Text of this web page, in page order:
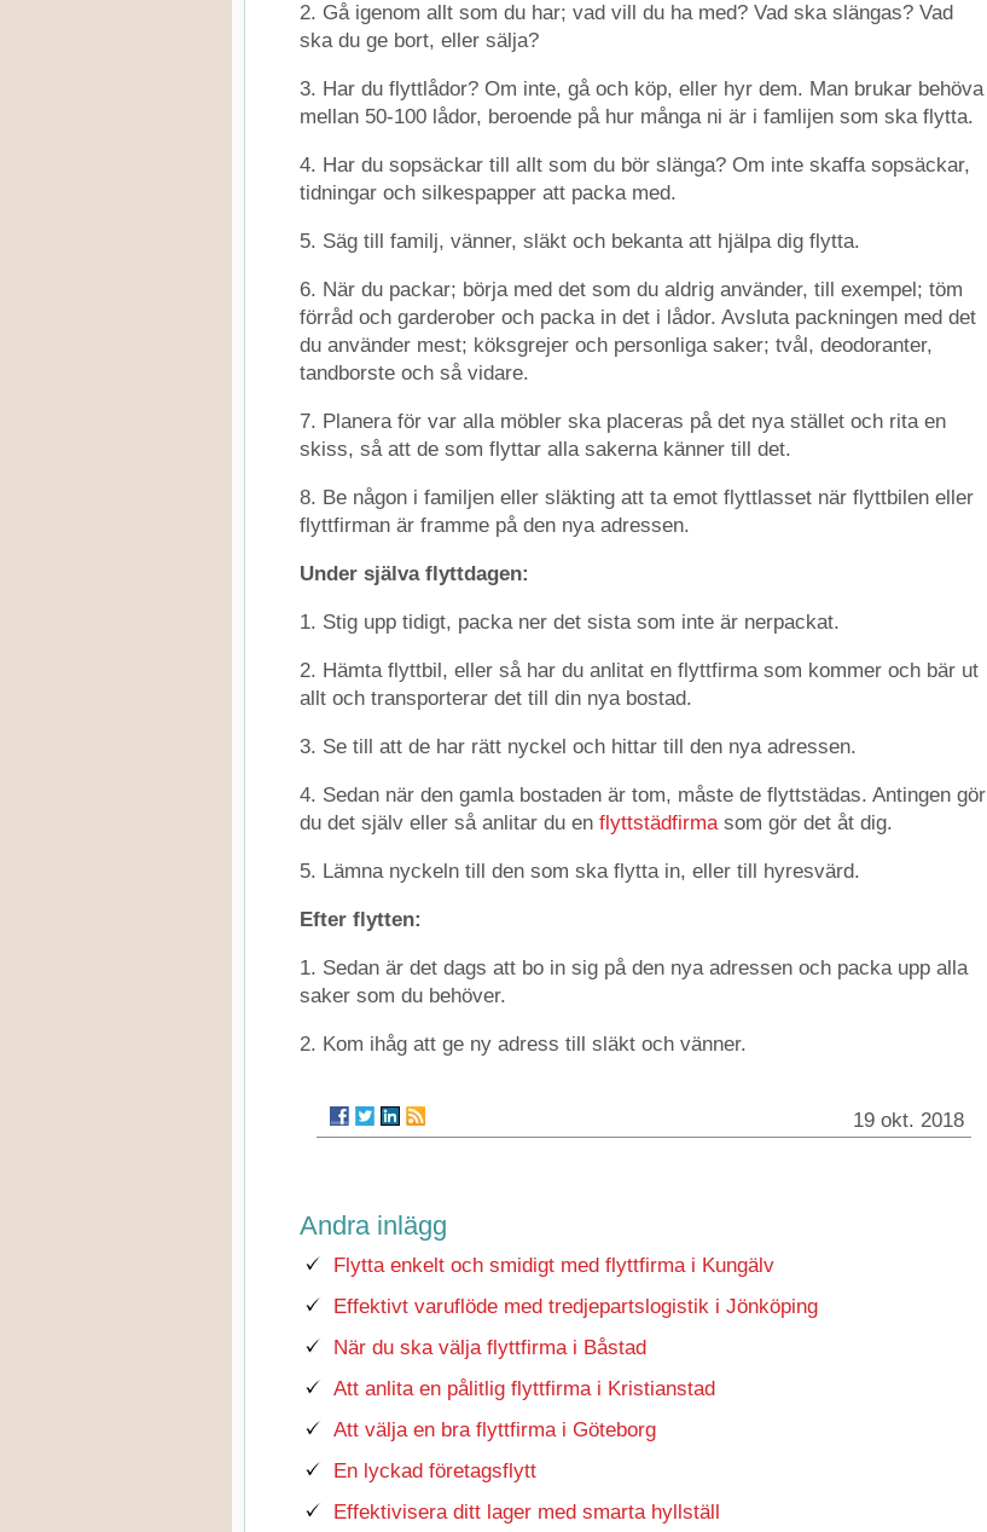
2. Gå igenom allt som du har; vad vill du ha med? Vad ska slängas? Vad
ska du ge bort, eller sälja?
3. Har du flyttlådor? Om inte, gå och köp, eller hyr dem. Man brukar behöva
mellan 50-100 lådor, beroende på hur många ni är i famlijen som ska flytta.
4. Har du sopsäckar till allt som du bör slänga? Om inte skaffa sopsäckar,
tidningar och silkespapper att packa med.
5. Säg till familj, vänner, släkt och bekanta att hjälpa dig flytta.
6. När du packar; börja med det som du aldrig använder, till exempel; töm
förråd och garderober och packa in det i lådor. Avsluta packningen med det
du använder mest; köksgrejer och personliga saker; tvål, deodoranter,
tandborste och så vidare.
7. Planera för var alla möbler ska placeras på det nya stället och rita en
skiss, så att de som flyttar alla sakerna känner till det.
8. Be någon i familjen eller släkting att ta emot flyttlasset när flyttbilen eller
flyttfirman är framme på den nya adressen.
Under själva flyttdagen:
1. Stig upp tidigt, packa ner det sista som inte är nerpackat.
2. Hämta flyttbil, eller så har du anlitat en flyttfirma som kommer och bär ut
allt och transporterar det till din nya bostad.
3. Se till att de har rätt nyckel och hittar till den nya adressen.
4. Sedan när den gamla bostaden är tom, måste de flyttstädas. Antingen gör
du det själv eller så anlitar du en flyttstädfirmasom gör det åt dig.
5. Lämna nyckeln till den som ska flytta in, eller till hyresvärd.
Efter flytten:
1. Sedan är det dags att bo in sig på den nya adressen och packa upp alla
saker som du behöver.
2. Kom ihåg att ge ny adress till släkt och vänner.
19 okt. 2018
Andra inlägg
Flytta enkelt och smidigt med flyttfirma i Kungälv
Effektivt varuflöde med tredjepartslogistik i Jönköping
När du ska välja flyttfirma i Båstad
Att anlita en pålitlig flyttfirma i Kristianstad
Att välja en bra flyttfirma i Göteborg
En lyckad företagsflytt
Effektivisera ditt lager med smarta hyllställ